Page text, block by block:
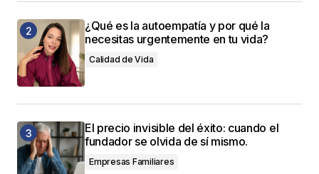
¿Qué es la autoempatía y por qué la
necesitas urgentemente en tu vida?
Calidad de Vida
El precio invisible del éxito: cuando el
fundador se olvida de sí mismo.
Empresas Familiares